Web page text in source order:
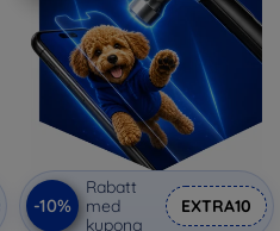
-10%
Rabatt
med
kupong
EXTRA10